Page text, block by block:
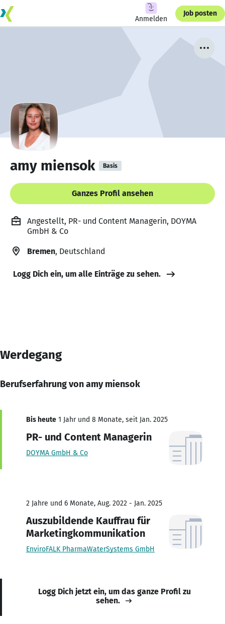
Anmelden
Job posten
amy miensok Basis
Ganzes Profil ansehen
Angestellt, PR- und Content Managerin, DOYMA
GmbH & Co
Bremen, Deutschland
Logg Dich ein, um alle Einträge zu sehen.
Werdegang
Berufserfahrung von amy miensok
Bis heute 1 Jahr und 8 Monate, seit Jan. 2025
PR- und Content Managerin
DOYMA GmbH & Co
2 Jahre und 6 Monate, Aug. 2022 - Jan. 2025
Auszubildende Kauffrau für
Marketingkommunikation
EnviroFALK PharmaWaterSystems GmbH
Logg Dich jetzt ein, um das ganze Profil zu
sehen.